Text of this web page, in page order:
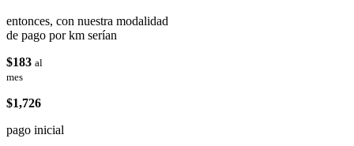
entonces, con nuestra modalidad
de pago por km serían
$183 al
mes
$1,726
pago inicial